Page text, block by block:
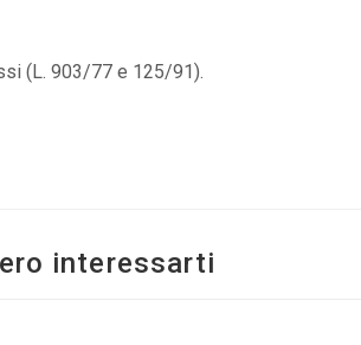
(L. 903/77 e 125/91).
interessarti